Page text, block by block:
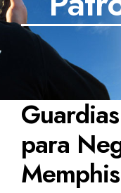
BLOG
TESTIMONIOS
PREGUNTAS FRECUENTES
CONTÁCTANOS
para
Memphis